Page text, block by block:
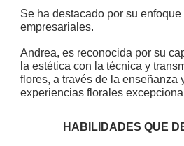
Se ha destacado por su
empresariales.
Andrea, es reconocida por su
la estética con la técnica y
flores, a través de la enseñanza
experiencias florales
HABILIDADES QUE